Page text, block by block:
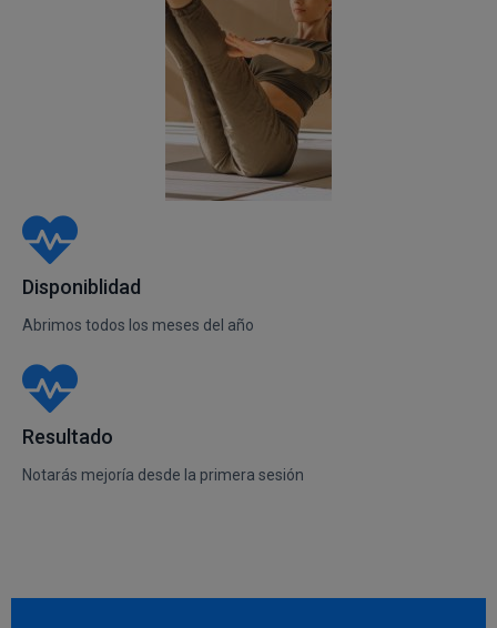
Disponiblidad
Abrimos todos los meses del año
Resultado
Notarás mejoría desde la primera sesión